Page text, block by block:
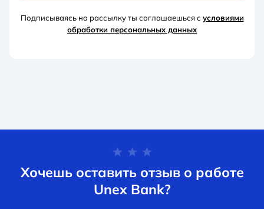
Подписываясь на рассылку ты соглашаешься с условиями
обработки персональных данных
Хочешь оставить отзыв о работе
Unex Bank?